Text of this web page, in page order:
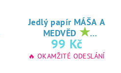
Jedlý papír MÁŠA A
MEDVĚD ★
oblíbený tisk na
jedlý papír
99 Kč
🔥 OKAMŽITÉ ODESLÁNÍ